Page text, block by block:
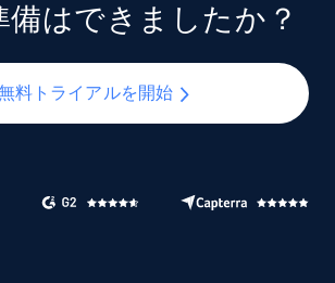
備はできましたか？
料トライアルを開始